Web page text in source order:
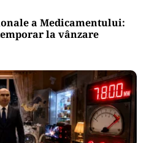
a Medicamentului:
la vânzare